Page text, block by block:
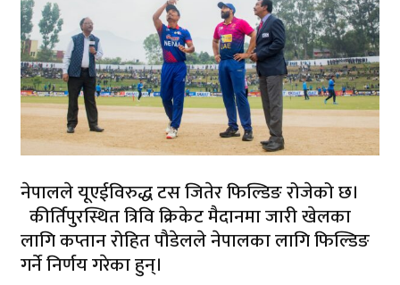
नेपालले यूएईविरुद्ध टस जितेर फिल्डिङ रोजेको छ।
कीर्तिपुरस्थित त्रिवि क्रिकेट मैदानमा जारी खेलका
लागि कप्तान रोहित पौडेलले नेपालका लागि फिल्डिङ
गर्ने निर्णय गरेका हुन्।